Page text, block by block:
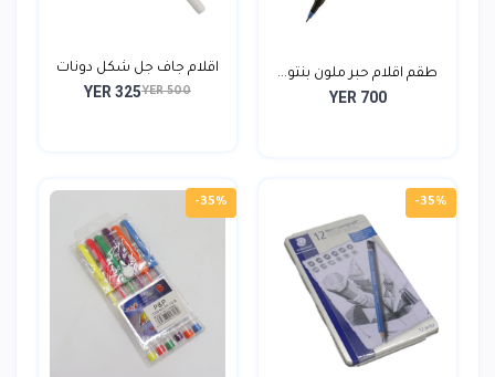
طقم اقلام حبر ملون بنتو...
YER 700
اقلام جاف جل شكل دونات
YER 500
YER 325
-35%
-35%